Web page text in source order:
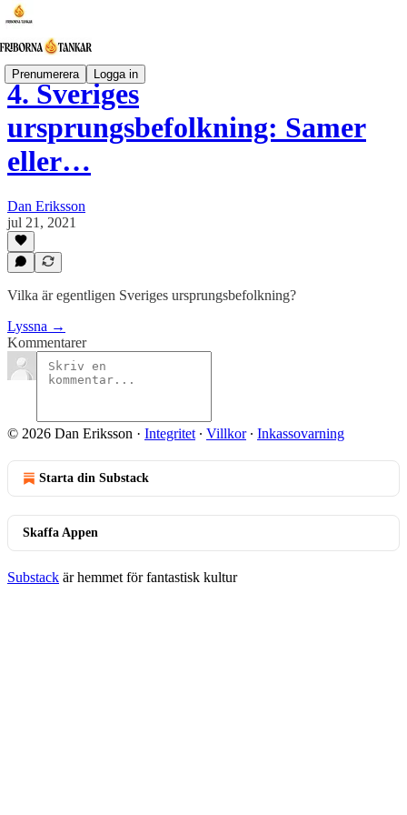
Prenumerera Logga in
4. Sveriges
ursprungsbefolkning: Samer
eller…
Dan Eriksson
jul 21, 2021
Vilka är egentligen Sveriges ursprungsbefolkning?
Lyssna →
Kommentarer
© 2026 Dan Eriksson · Integritet ∙ Villkor∙ Inkassovarning
Starta din Substack
Skaffa Appen
Substack är hemmet för fantastisk kultur